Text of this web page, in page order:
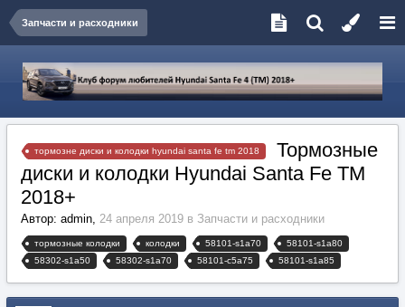
Запчасти и расходники
тормозне диски и колодки hyundai santa fe tm 2018
Тормозные
диски и колодки Hyundai Santa Fe TM
2018+
Автор: admin, 24 апреля 2019 в Запчасти и расходники
тормозные колодки колодки 58101-s1a70
58101-s1a80
58302-s1a50
58302-s1a70 58101-c5a75 58101-s1a85